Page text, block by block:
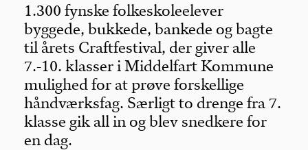
1.300 fynske folkeskoleelever
byggede, bukkede, bankede og bagte
til årets Craftfestival, der giver alle
7.-10. klasser i Middelfart Kommune
mulighed for at prøve forskellige
håndværksfag. Særligt to drenge fra 7.
klasse gik all in og blev snedkere for
en dag.